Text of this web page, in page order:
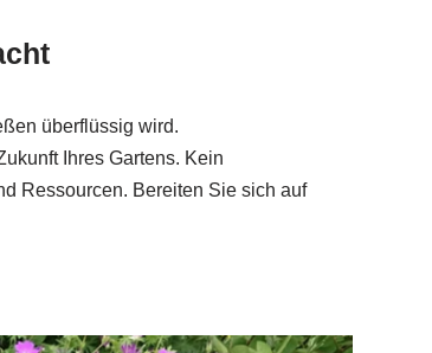
überflüssig wird.
Ihres Gartens. Kein
Ressourcen. Bereiten Sie sich auf